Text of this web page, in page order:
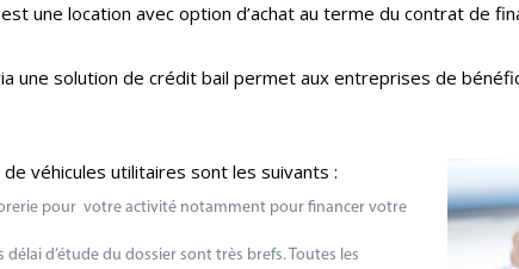
une location avec option d’achat au terme du contrat de
une solution de crédit bail permet aux entreprises de
véhicules utilitaires sont les suivants :
pour votre activité notamment pour financer votre
d’étude du dossier sont très brefs. Toutes les